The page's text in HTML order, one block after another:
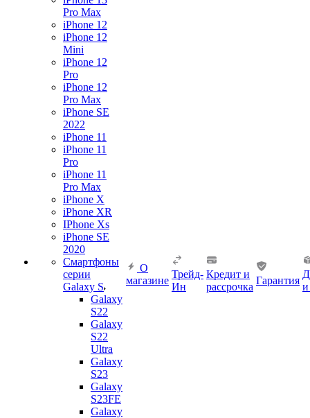
Pro Max
iPhone 12
iPhone 12
Mini
iPhone 12
Pro
iPhone 12
Pro Max
iPhone SE
2022
iPhone 11
iPhone 11
Pro
iPhone 11
Pro Max
iPhone X
iPhone XR
IPhone Xs
iPhone SE
2020
Смартфоны
серии
Galaxy S
Galaxy
S22
Galaxy
S22
Ultra
Galaxy
S23
Galaxy
S23FE
Galaxy
О
магазине
Трейд-
Ин
Кредит и
рассрочка
Гарантия
и